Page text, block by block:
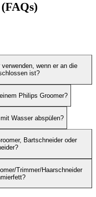
wenn er an die
ist?
Philips Groomer?
Wasser abspülen?
Bartschneider oder
Trimmer/Haarschneider